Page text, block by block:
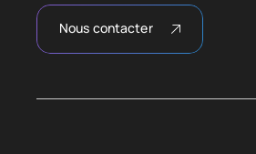
Nous contacter